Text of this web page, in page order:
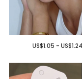
US$1.05 - US$1.24